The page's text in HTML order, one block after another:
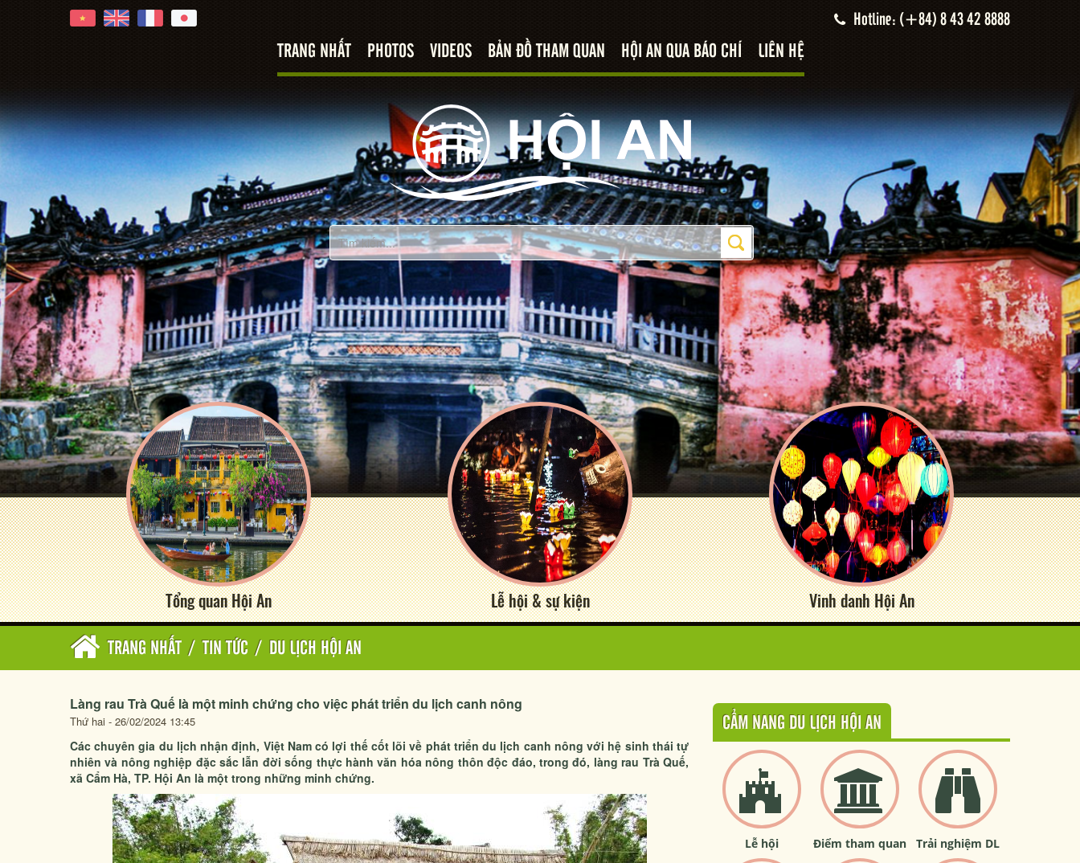
Hotline: (+84) 8 43 42 8888
TRANG NHẤT PHOTOS VIDEOS BẢN ĐỒ THAM QUAN HỘI AN QUA BÁO CHÍ LIÊN HỆ
Tổng quan Hội An Lễ hội & sự kiện Vinh danh Hội An
TRANG NHẤT / TIN TỨC / DU LỊCH HỘI AN
Làng rau Trà Quế là một minh chứng cho việc phát triển du lịch canh nông
Thứ hai - 26/02/2024 13:45
Các chuyên gia du lịch nhận định, Việt Nam có lợi thế cốt lõi về phát triển du lịch canh nông với hệ sinh thái tự
nhiên và nông nghiệp đặc sắc lẫn đời sống thực hành văn hóa nông thôn độc đáo, trong đó, làng rau Trà Quế,
xã Cẩm Hà, TP. Hội An là một trong những minh chứng.
CẨM NANG DU LỊCH HỘI AN
Lễ hội Điểm tham quan Trải nghiệm DL